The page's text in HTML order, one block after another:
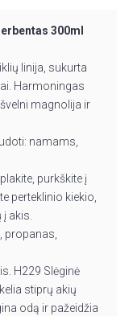
300ml
linija, sukurta
Harmoningas
magnolija ir
namams,
purkškite į
perteklinio kiekio,
akis.
propanas,
H229 Slėginė
stiprų akių
odą ir pažeidžia